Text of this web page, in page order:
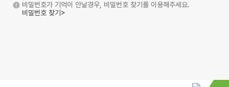
비밀번호가 기억이 안날경우, 비밀번호 찾기를 이용해주세요.
비밀번호 찾기>